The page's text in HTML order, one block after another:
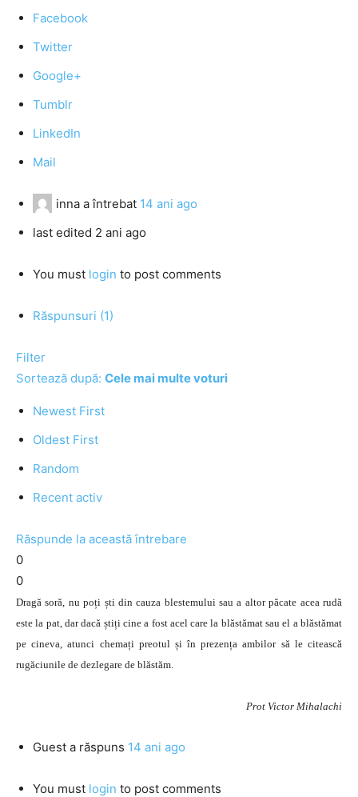
Facebook
Twitter
Google+
Tumblr
LinkedIn
Mail
inna a întrebat 14 ani ago
last edited 2 ani ago
You must login to post comments
Răspunsuri (1)
Filter
Sortează după: Cele mai multe voturi
Newest First
Oldest First
Random
Recent activ
Răspunde la această întrebare
0
0
Dragă soră, nu poți ști din cauza blestemului sau a altor păcate acea rudă
este la pat, dar dacă știți cine a fost acel care la blăstămat sau el a blăstămat
pe cineva, atunci chemați preotul și în prezența ambilor să le citească
rugăciunile de dezlegare de blăstăm.
Prot Victor Mihalachi
Guest a răspuns 14 ani ago
You must login to post comments